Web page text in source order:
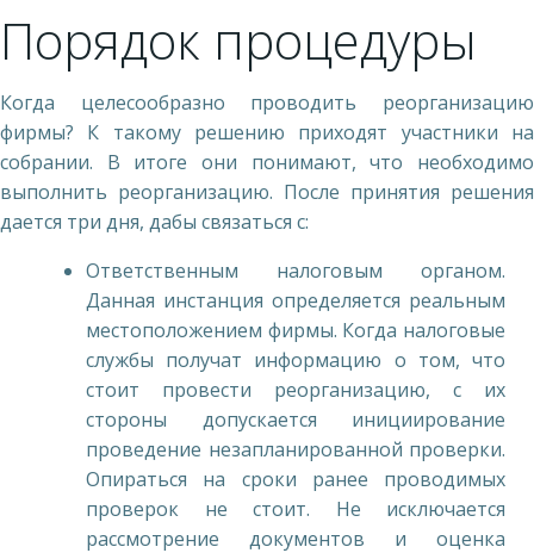
Порядок процедуры
Когда целесообразно проводить реорганизацию
фирмы? К такому решению приходят участники на
собрании. В итоге они понимают, что необходимо
выполнить реорганизацию. После принятия решения
дается три дня, дабы связаться с:
Ответственным налоговым органом.
Данная инстанция определяется реальным
местоположением фирмы. Когда налоговые
службы получат информацию о том, что
стоит провести реорганизацию, с их
стороны допускается инициирование
проведение незапланированной проверки.
Опираться на сроки ранее проводимых
проверок не стоит. Не исключается
рассмотрение документов и оценка